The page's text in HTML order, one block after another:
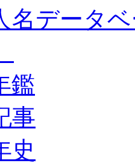
名データ
鑑
事
史